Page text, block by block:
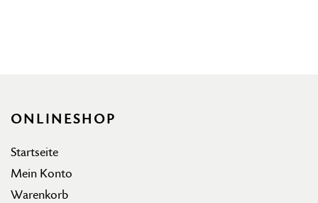
ONLINESHOP
Startseite
Mein Konto
Warenkorb